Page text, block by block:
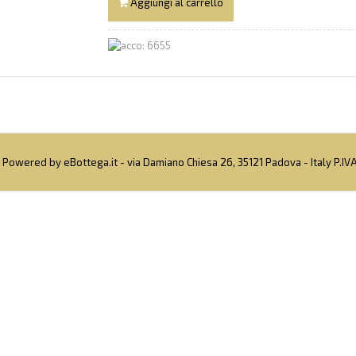
by eBottega.it - via Damiano Chiesa 26, 35121 Padova - Italy